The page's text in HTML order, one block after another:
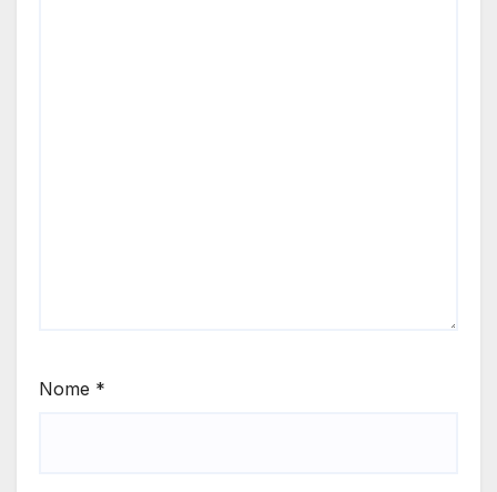
Nome *